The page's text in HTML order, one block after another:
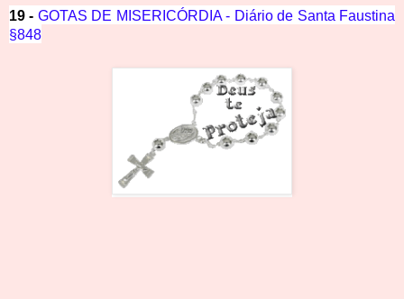
19 - GOTAS DE MISERICÓRDIA - Diário de Santa Faustina
§848